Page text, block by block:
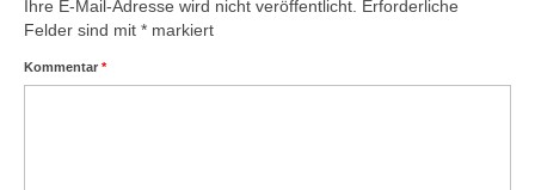
Ihre E-Mail-Adresse wird nicht veröffentlicht. Erforderliche
Felder sind mit * markiert
Kommentar *